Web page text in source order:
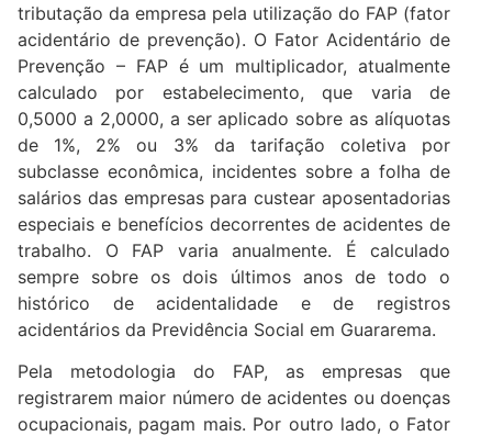
tributação da empresa pela utilização do FAP (fator
acidentário de prevenção). O Fator Acidentário de
Prevenção – FAP é um multiplicador, atualmente
calculado por estabelecimento, que varia de
0,5000 a 2,0000, a ser aplicado sobre as alíquotas
de 1%, 2% ou 3% da tarifação coletiva por
subclasse econômica, incidentes sobre a folha de
salários das empresas para custear aposentadorias
especiais e benefícios decorrentes de acidentes de
trabalho. O FAP varia anualmente. É calculado
sempre sobre os dois últimos anos de todo o
histórico de acidentalidade e de registros
acidentários da Previdência Social em Guararema.
Pela metodologia do FAP, as empresas que
registrarem maior número de acidentes ou doenças
ocupacionais, pagam mais. Por outro lado, o Fator